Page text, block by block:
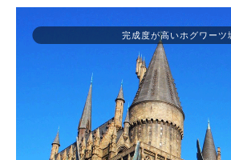
完成度が高いホグワーツ